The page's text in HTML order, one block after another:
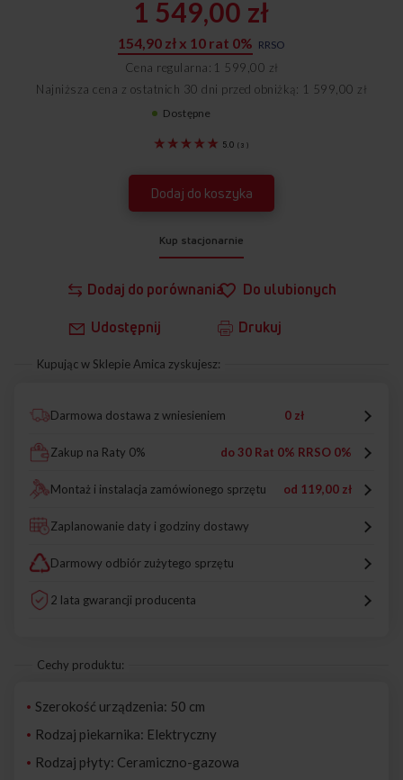
Dodaj do porównania Do ulubionych
Udostępnij Drukuj
5.0 ( 3 )
1 549,00 zł
154,90 zł x 10 rat 0% RRSO
Cena regularna
1 599,00 zł
Najniższa cena z ostatnich 30 dni przed obniżką: 1 599,00 zł
Dostępne
Dodaj do koszyka
Kup stacjonarnie
Kupując w Sklepie Amica zyskujesz:
Darmowa dostawa z wniesieniem 0 zł
Zakup na Raty 0% do 30 Rat 0% RRSO 0%
Montaż i instalacja zamówionego sprzętu od 119,00 zł
Zaplanowanie daty i godziny dostawy
Darmowy odbiór zużytego sprzętu
2 lata gwarancji producenta
Cechy produktu:
Szerokość urządzenia: 50 cm
Rodzaj piekarnika: Elektryczny
Rodzaj płyty: Ceramiczno-gazowa